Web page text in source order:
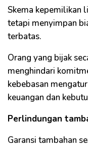
Skema kepemilikan
tetapi menyimpan
terbatas.
Orang yang bijak
menghindari
kebebasan
keuangan dan
Perlindungan
Garansi tambahan